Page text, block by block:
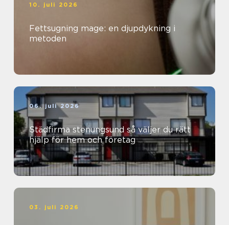
10. juli 2026
Fettsugning mage: en djupdykning i
metoden
06. juli 2026
Städfirma stenungsund så väljer du rätt
hjälp för hem och företag
03. juli 2026